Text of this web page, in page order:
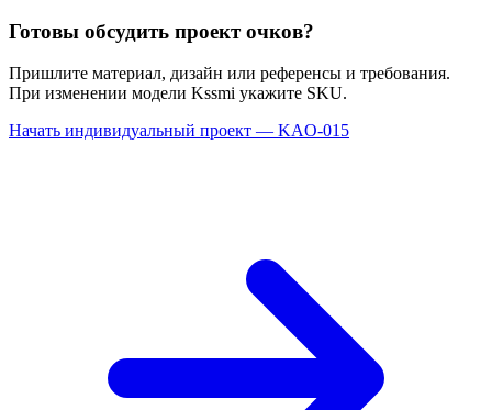
Готовы обсудить проект очков?
Пришлите материал, дизайн или референсы и требования.
При изменении модели Kssmi укажите SKU.
Начать индивидуальный проект — KAO-015